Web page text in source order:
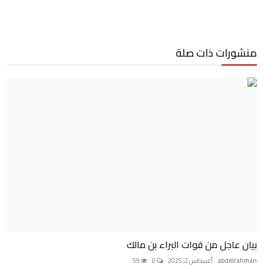
منشورات ذات صلة
بيان عاجل من قوات البراء بن مالك
abdelrahman أغسطس 2, 2025